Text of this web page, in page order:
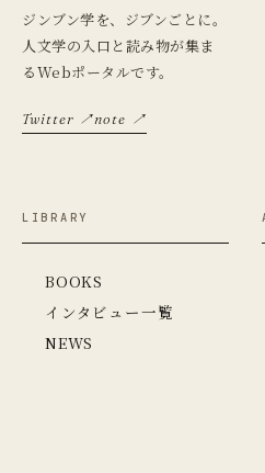
ジンブン学を、ジブンごとに。
人文学の入口と読み物が集ま
るWebポータルです。
Twitter ↗note ↗
LIBRARY
BOOKS
インタビュー一覧
NEWS